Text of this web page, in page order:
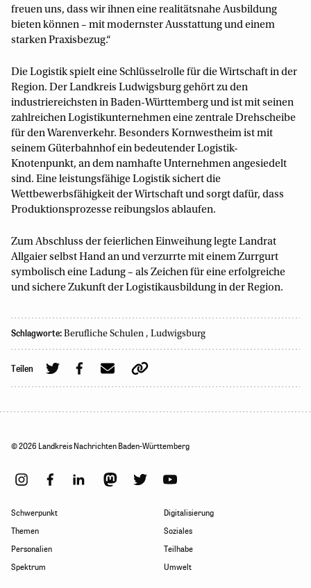
freuen uns, dass wir ihnen eine realitätsnahe Ausbildung
bieten können – mit modernster Ausstattung und einem
starken Praxisbezug.“
Die Logistik spielt eine Schlüsselrolle für die Wirtschaft in der
Region. Der Landkreis Ludwigsburg gehört zu den
industriereichsten in Baden-Württemberg und ist mit seinen
zahlreichen Logistikunternehmen eine zentrale Drehscheibe
für den Warenverkehr. Besonders Kornwestheim ist mit
seinem Güterbahnhof ein bedeutender Logistik-
Knotenpunkt, an dem namhafte Unternehmen angesiedelt
sind. Eine leistungsfähige Logistik sichert die
Wettbewerbsfähigkeit der Wirtschaft und sorgt dafür, dass
Produktionsprozesse reibungslos ablaufen.
Zum Abschluss der feierlichen Einweihung legte Landrat
Allgaier selbst Hand an und verzurrte mit einem Zurrgurt
symbolisch eine Ladung – als Zeichen für eine erfolgreiche
und sichere Zukunft der Logistikausbildung in der Region.
Schlagworte: Berufliche Schulen , Ludwigsburg
Teilen
Schwerpunkt
Themen
Personalien
Spektrum
Digitalisierung
Soziales
Teilhabe
Umwelt
© 2026 Landkreis Nachrichten Baden-Württemberg